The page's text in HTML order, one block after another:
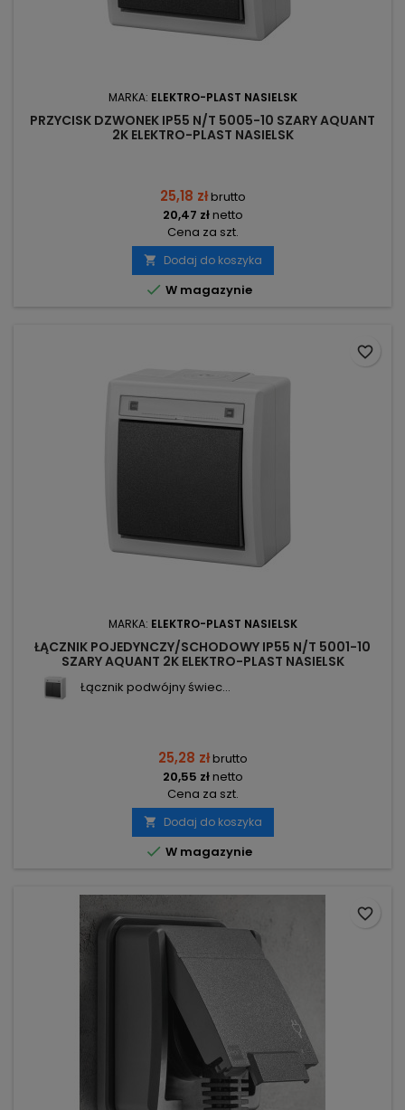
MARKA: ELEKTRO-PLAST NASIELSK
PRZYCISK DZWONEK IP55 N/T 5005-10 SZARY AQUANT
2K ELEKTRO-PLAST NASIELSK
25,18 złbrutto
20,47 złnetto
Cena za szt.
 Dodaj do koszyka
 W magazynie
MARKA: ELEKTRO-PLAST NASIELSK
ŁĄCZNIK POJEDYNCZY/SCHODOWY IP55 N/T 5001-10
SZARY AQUANT 2K ELEKTRO-PLAST NASIELSK
Łącznik podwójny świec...
25,28 złbrutto
20,55 złnetto
Cena za szt.
 Dodaj do koszyka
 W magazynie
favorite_border
favorite_border